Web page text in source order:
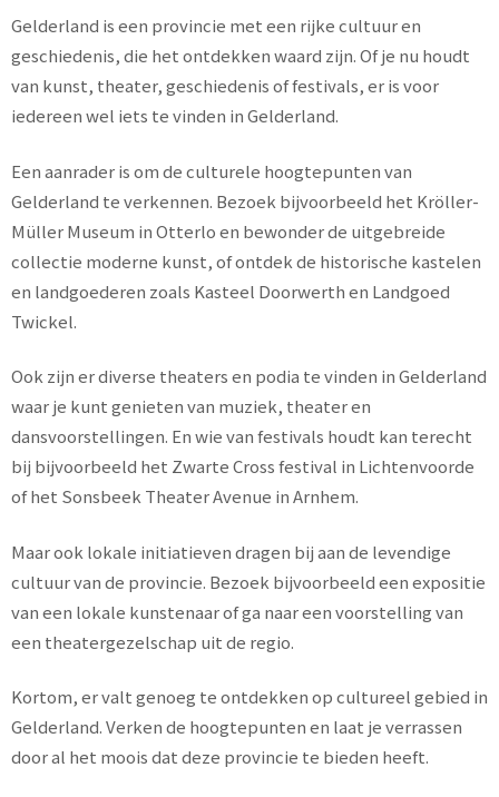
Gelderland is een provincie met een rijke cultuur en
geschiedenis, die het ontdekken waard zijn. Of je nu houdt
van kunst, theater, geschiedenis of festivals, er is voor
iedereen wel iets te vinden in Gelderland.
Een aanrader is om de culturele hoogtepunten van
Gelderland te verkennen. Bezoek bijvoorbeeld het Kröller-
Müller Museum in Otterlo en bewonder de uitgebreide
collectie moderne kunst, of ontdek de historische kastelen
en landgoederen zoals Kasteel Doorwerth en Landgoed
Twickel.
Ook zijn er diverse theaters en podia te vinden in Gelderland
waar je kunt genieten van muziek, theater en
dansvoorstellingen. En wie van festivals houdt kan terecht
bij bijvoorbeeld het Zwarte Cross festival in Lichtenvoorde
of het Sonsbeek Theater Avenue in Arnhem.
Maar ook lokale initiatieven dragen bij aan de levendige
cultuur van de provincie. Bezoek bijvoorbeeld een expositie
van een lokale kunstenaar of ga naar een voorstelling van
een theatergezelschap uit de regio.
Kortom, er valt genoeg te ontdekken op cultureel gebied in
Gelderland. Verken de hoogtepunten en laat je verrassen
door al het moois dat deze provincie te bieden heeft.